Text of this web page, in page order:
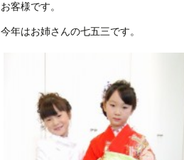
お客様です。
今年はお姉さんの七五三です。